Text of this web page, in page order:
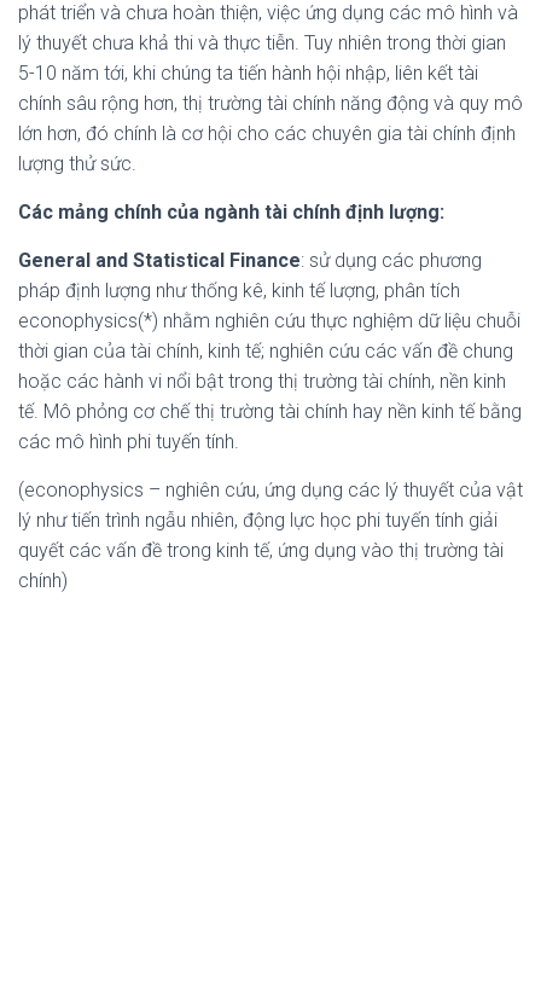
phát triển và chưa hoàn thiện, việc ứng dụng các mô hình và
lý thuyết chưa khả thi và thực tiễn. Tuy nhiên trong thời gian
5-10 năm tới, khi chúng ta tiến hành hội nhập, liên kết tài
chính sâu rộng hơn, thị trường tài chính năng động và quy mô
lớn hơn, đó chính là cơ hội cho các chuyên gia tài chính định
lượng thử sức.
Các mảng chính của ngành tài chính định lượng:
General and Statistical Finance: sử dụng các phương
pháp định lượng như thống kê, kinh tế lượng, phân tích
econophysics(*) nhằm nghiên cứu thực nghiệm dữ liệu chuỗi
thời gian của tài chính, kinh tế; nghiên cứu các vấn đề chung
hoặc các hành vi nổi bật trong thị trường tài chính, nền kinh
tế. Mô phỏng cơ chế thị trường tài chính hay nền kinh tế bằng
các mô hình phi tuyến tính.
(econophysics – nghiên cứu, ứng dụng các lý thuyết của vật
lý như tiến trình ngẫu nhiên, động lực học phi tuyến tính giải
quyết các vấn đề trong kinh tế, ứng dụng vào thị trường tài
chính)